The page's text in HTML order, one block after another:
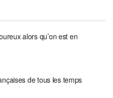
alors qu’on est en
de tous les temps